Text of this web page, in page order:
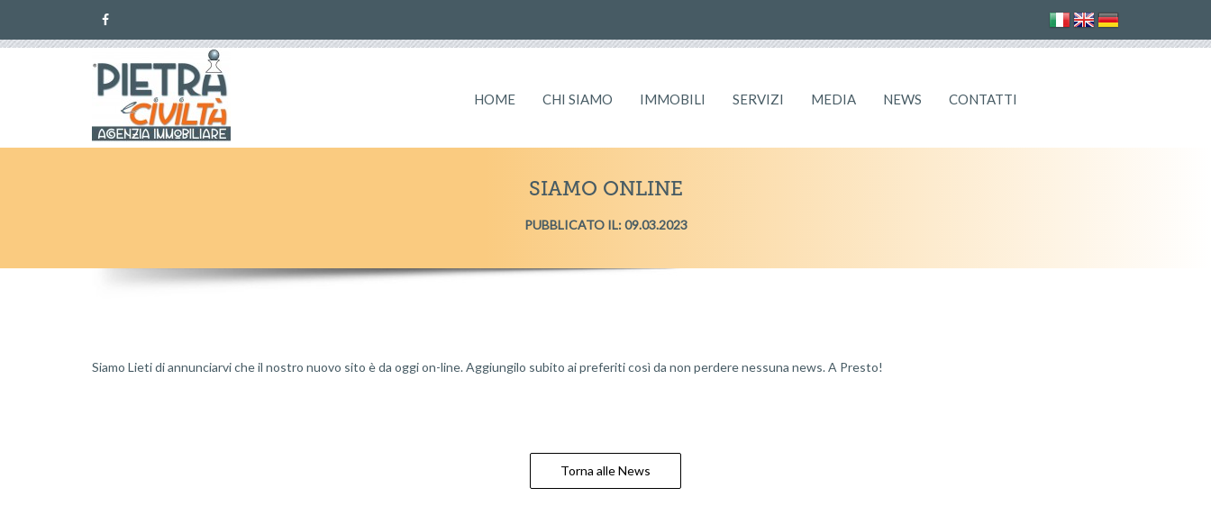
HOME CHI SIAMO IMMOBILI SERVIZI MEDIA NEWS CONTATTI
SIAMO ONLINE
PUBBLICATO IL: 09.03.2023
Siamo Lieti di annunciarvi che il nostro nuovo sito è da oggi on-line. Aggiungilo subito ai preferiti così da non perdere nessuna news. A Presto!
Torna alle News